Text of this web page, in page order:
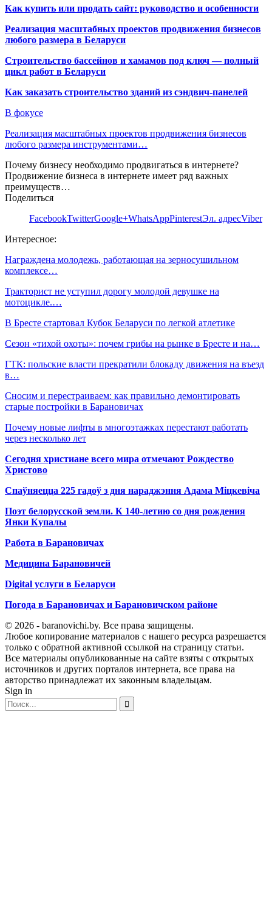
Как купить или продать сайт: руководство и особенности
Реализация масштабных проектов продвижения бизнесов
любого размера в Беларуси
Строительство бассейнов и хамамов под ключ — полный
цикл работ в Беларуси
Как заказать строительство зданий из сэндвич-панелей
В фокусе
Реализация масштабных проектов продвижения бизнесов
любого размера инструментами…
Почему бизнесу необходимо продвигаться в интернете?
Продвижение бизнеса в интернете имеет ряд важных
преимуществ…
Поделиться
FacebookTwitterGoogle+WhatsAppPinterestЭл. адресViber
Интересное:
Награждена молодежь, работающая на зерносушильном
комплексе…
Тракторист не уступил дорогу молодой девушке на
мотоцикле.…
В Бресте стартовал Кубок Беларуси по легкой атлетике
Сезон «тихой охоты»: почем грибы на рынке в Бресте и на…
ГТК: польские власти прекратили блокаду движения на въезд
в…
Сносим и перестраиваем: как правильно демонтировать
старые постройки в Барановичах
Почему новые лифты в многоэтажках перестают работать
через несколько лет
Сегодня христиане всего мира отмечают Рождество
Христово
Спаўняецца 225 гадоў з дня нараджэння Адама Міцкевіча
Поэт белорусской земли. К 140-летию со дня рождения
Янки Купалы
Работа в Барановичах
Медицина Барановичей
Digital услуги в Беларуси
Погода в Барановичах и Барановичском районе
© 2026 - baranovichi.by. Все права защищены.
Любое копирование материалов с нашего ресурса разрешается
только с обратной активной ссылкой на страницу статьи.
Все материалы опубликованные на сайте взяты с открытых
источников и других порталов интернета, все права на
авторство принадлежат их законным владельцам.
Sign in